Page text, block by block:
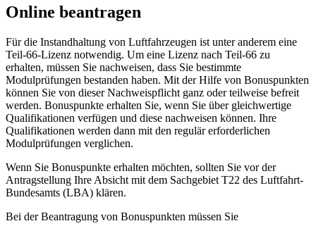
Online beantragen
Für die Instandhaltung von Luftfahrzeugen ist unter anderem eine
Teil-66-Lizenz notwendig. Um eine Lizenz nach Teil-66 zu
erhalten, müssen Sie nachweisen, dass Sie bestimmte
Modulprüfungen bestanden haben. Mit der Hilfe von Bonuspunkten
können Sie von dieser Nachweispflicht ganz oder teilweise befreit
werden. Bonuspunkte erhalten Sie, wenn Sie über gleichwertige
Qualifikationen verfügen und diese nachweisen können. Ihre
Qualifikationen werden dann mit den regulär erforderlichen
Modulprüfungen verglichen.
Wenn Sie Bonuspunkte erhalten möchten, sollten Sie vor der
Antragstellung Ihre Absicht mit dem Sachgebiet T22 des Luftfahrt-
Bundesamts (LBA) klären.
Bei der Beantragung von Bonuspunkten müssen Sie